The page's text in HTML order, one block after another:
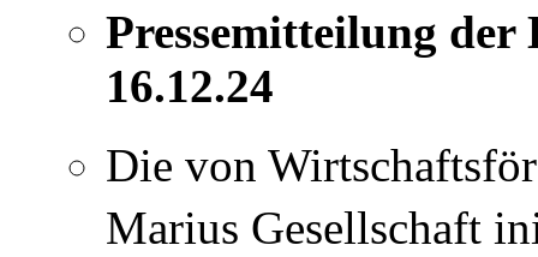
Pressemitteilung der
16.12.24
Die von
Marius Gesellschaft